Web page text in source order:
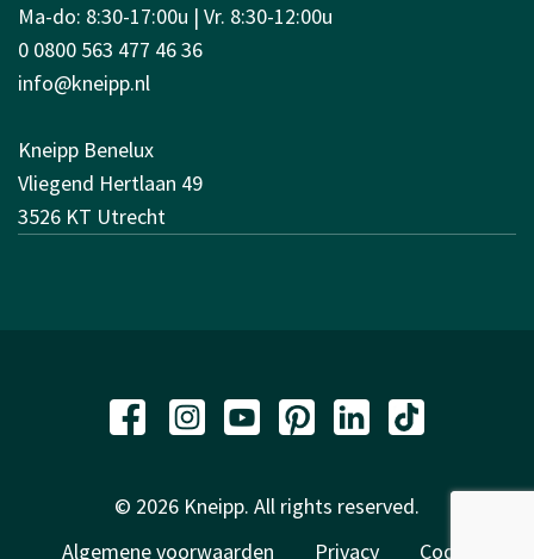
Ma-do: 8:30-17:00u | Vr. 8:30-12:00u
0 0800 563 477 46 36
info@kneipp.nl
Kneipp Benelux
Vliegend Hertlaan 49
3526 KT Utrecht
© 2026 Kneipp. All rights reserved.
Algemene voorwaarden
Privacy Code of